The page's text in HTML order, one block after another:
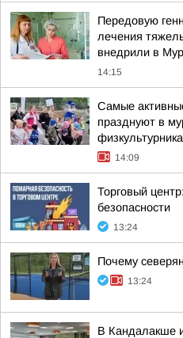
Передовую
лечения
внедрили в
14:15
Самые
празднуют в
физкультурника
14:09
Торговый
безопасности
13:24
Почему
13:24
В Кандалакше